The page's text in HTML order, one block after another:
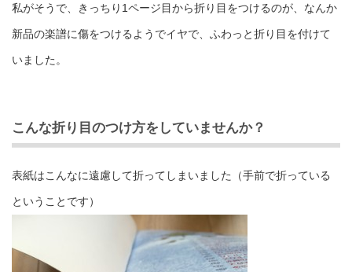
私がそうで、きっちり1ページ目から折り目をつけるのが、なんか
新品の楽譜に傷をつけるようでイヤで、ふわっと折り目を付けて
いました。
こんな折り目のつけ方をしていませんか？
表紙はこんなに遠慮して折ってしまいました（手前で折っている
ということです）